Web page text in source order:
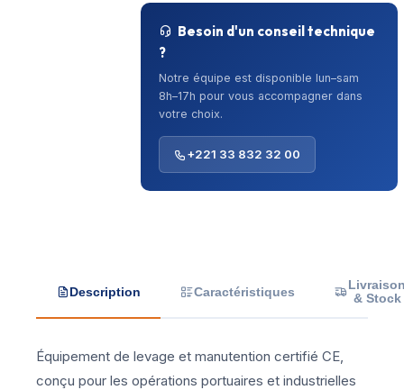
Besoin d'un conseil technique
?
Notre équipe est disponible lun–sam
8h–17h pour vous accompagner dans
votre choix.
+221 33 832 32 00
Description Caractéristiques
& Stock
Équipement de levage et manutention certifié CE,
conçu pour les opérations portuaires et industrielles